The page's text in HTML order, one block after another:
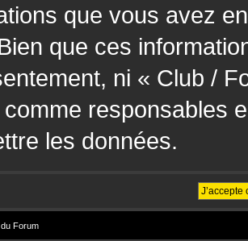
que vous avez
que ces
ni « Club /
responsables
les données.
Forum